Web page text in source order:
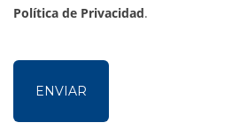
Política de Privacidad.